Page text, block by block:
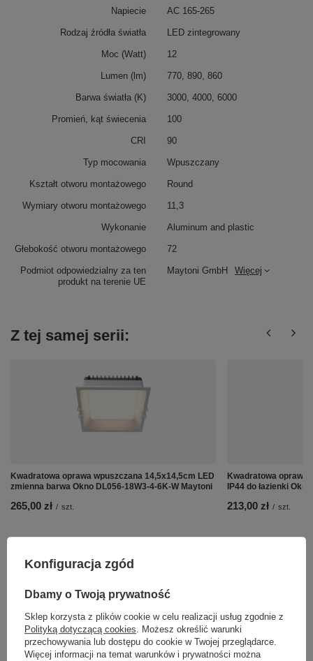
Podmiot odpowiedzialny za ten
produkt na terenie UE
Maytoni GmbH Więcej
Napiecie AC 165-265
Rodzaj źródła światła LED zintegrowany
Moc (Watt) 12
Lumen (lm) 770, 890, 860
Barwa światła (K) 3000, 4000, 6000
Promień, kąt świecenia 100
CRI 90
Typ mocowania Wpuszczany
Kształt otworu montażowego Round
Wymiary otworu montażowego 11,3
Wykonanie Aluminum and plastic
Głebokość otworu montażowego 72
Z tej samej serii:
Kwadratowa oprawa wpuszczana 14,5x14,5cm LED
zmienna barwa Okno DL056-18W3-4-6K-W Maytoni
265,00 zł / szt.
Kwadratowa oprawa
IP44 do łazienki
213,00 zł / szt.
Konfiguracja zgód
Dbamy o Twoją prywatność
Sklep korzysta z plików cookie w celu realizacji usług zgodnie z
Polityką dotyczącą cookies . Możesz określić warunki
przechowywania lub dostępu do cookie w Twojej przeglądarce.
Więcej informacji na temat warunków i prywatności można